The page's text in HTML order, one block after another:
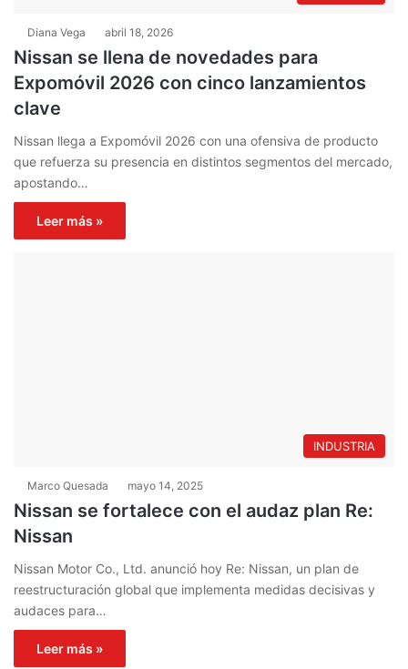
Diana Vega abril 18, 2026
Nissan se llena de novedades para
Expomóvil 2026 con cinco lanzamientos
clave
Nissan llega a Expomóvil 2026 con una ofensiva de producto
que refuerza su presencia en distintos segmentos del mercado,
apostando…
Leer más »
INDUSTRIA
Marco Quesada mayo 14, 2025
Nissan se fortalece con el audaz plan Re:
Nissan
Nissan Motor Co., Ltd. anunció hoy Re: Nissan, un plan de
reestructuración global que implementa medidas decisivas y
audaces para…
Leer más »